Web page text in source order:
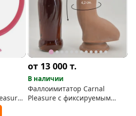
от 13 000т.
В наличии
Фаллоимитатор Carnal
Pleasure с фиксируемым